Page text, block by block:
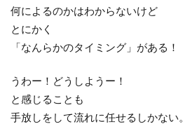
何によるのかはわからないけど
とにかく
「なんらかのタイミング」がある！
うわー！どうしようー！
と感じることも
手放しをして流れに任せるしかない。